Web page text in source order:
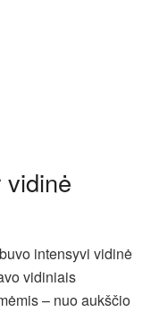
intensyvi vidinė
vidiniais
– nuo aukščio